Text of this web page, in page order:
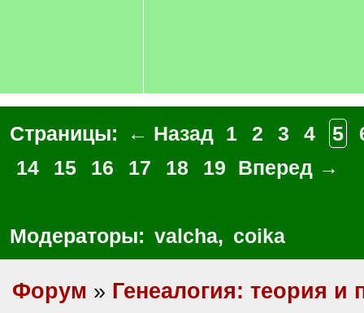
Страницы: ← Назад 1 2 3 4 5
14
15 16 17 18 19 Вперед →
Модераторы: valcha, coika
Форум » Генеалогия: теория и